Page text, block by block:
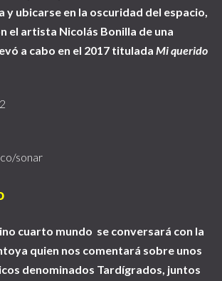
y ubicarse en la oscuridad del espacio,
el artista Nicolás Bonilla de una
a cabo en el 2017 tituladaMi querido
sonar
cuarto mundo se conversará con la
quien nos comentará sobre unos
denominados Tardígrados, juntos